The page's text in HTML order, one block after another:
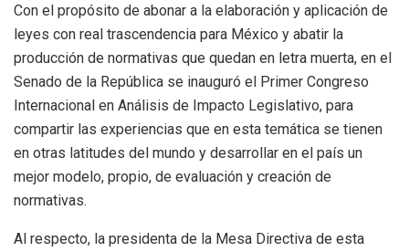
Con el propósito de abonar a la elaboración y aplicación de
leyes con real trascendencia para México y abatir la
producción de normativas que quedan en letra muerta, en el
Senado de la República se inauguró el Primer Congreso
Internacional en Análisis de Impacto Legislativo, para
compartir las experiencias que en esta temática se tienen
en otras latitudes del mundo y desarrollar en el país un
mejor modelo, propio, de evaluación y creación de
normativas.
Al respecto, la presidenta de la Mesa Directiva de esta